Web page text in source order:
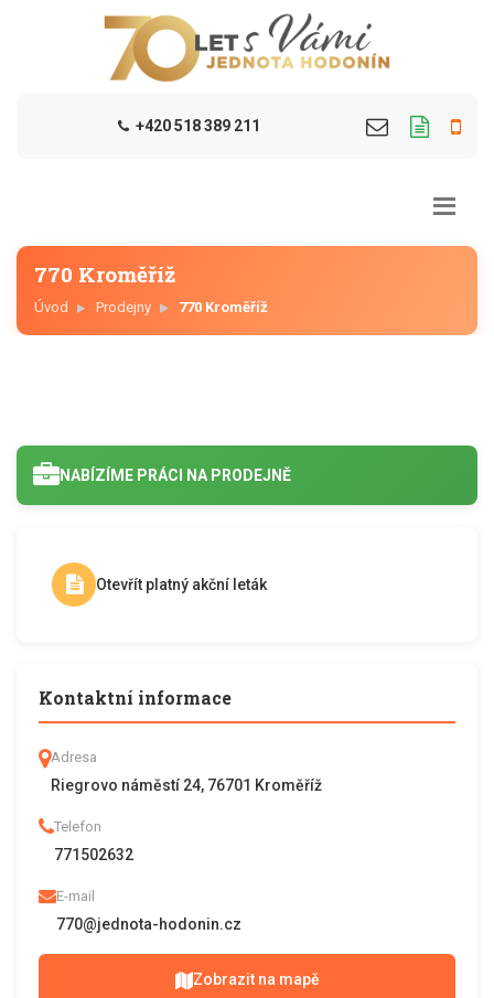
+420 518 389 211
770 Kroměříž
Úvod Prodejny 770 Kroměříž
NABÍZÍME PRÁCI NA PRODEJNĚ
Otevřít platný akční leták
Kontaktní informace
Adresa
Riegrovo náměstí 24, 76701 Kroměříž
Telefon
771502632
E-mail
770@jednota-hodonin.cz
Zobrazit na mapě